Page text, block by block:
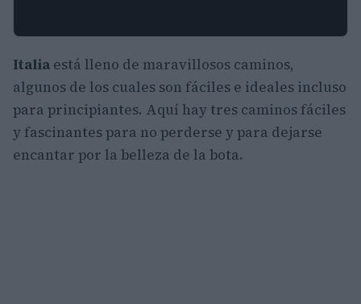
Italia está lleno de maravillosos caminos,
algunos de los cuales son fáciles e ideales incluso
para principiantes. Aquí hay tres caminos fáciles
y fascinantes para no perderse y para dejarse
encantar por la belleza de la bota.